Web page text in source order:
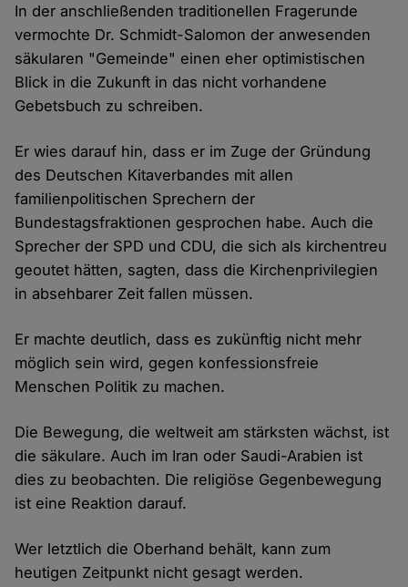
In der anschließenden traditionellen Fragerunde
vermochte Dr. Schmidt-Salomon der anwesenden
säkularen "Gemeinde" einen eher optimistischen
Blick in die Zukunft in das nicht vorhandene
Gebetsbuch zu schreiben.
Er wies darauf hin, dass er im Zuge der Gründung
des Deutschen Kitaverbandes mit allen
familienpolitischen Sprechern der
Bundestagsfraktionen gesprochen habe. Auch die
Sprecher der SPD und CDU, die sich als kirchentreu
geoutet hätten, sagten, dass die Kirchenprivilegien
in absehbarer Zeit fallen müssen.
Er machte deutlich, dass es zukünftig nicht mehr
möglich sein wird, gegen konfessionsfreie
Menschen Politik zu machen.
Die Bewegung, die weltweit am stärksten wächst, ist
die säkulare. Auch im Iran oder Saudi-Arabien ist
dies zu beobachten. Die religiöse Gegenbewegung
ist eine Reaktion darauf.
Wer letztlich die Oberhand behält, kann zum
heutigen Zeitpunkt nicht gesagt werden.